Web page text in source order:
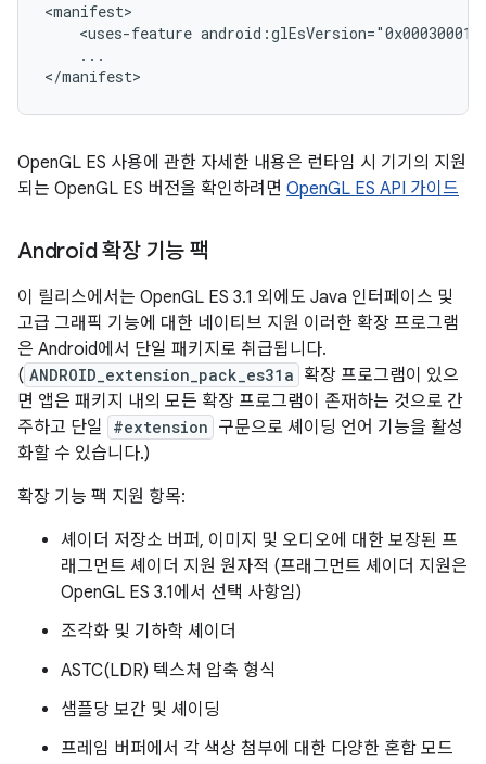
<manifest>
<uses-feature android:glEsVersion="0x00030001"
    ...
</manifest>
OpenGL ES 사용에 관한 자세한 내용은 런타임 시 기기의 지원
되는 OpenGL ES 버전을 확인하려면 OpenGL ES API 가이드
Android 확장 기능 팩
이 릴리스에서는 OpenGL ES 3.1 외에도 Java 인터페이스 및
고급 그래픽 기능에 대한 네이티브 지원 이러한 확장 프로그램
은 Android에서 단일 패키지로 취급됩니다.
( ANDROID_extension_pack_es31a 확장 프로그램이 있으
면 앱은 패키지 내의 모든 확장 프로그램이 존재하는 것으로 간
주하고 단일
#extension 구문으로 셰이딩 언어 기능을 활성
화할 수 있습니다.)
확장 기능 팩 지원 항목:
셰이더 저장소 버퍼, 이미지 및 오디오에 대한 보장된 프
래그먼트 셰이더 지원 원자적 (프래그먼트 셰이더 지원은
OpenGL ES 3.1에서 선택 사항임)
조각화 및 기하학 셰이더
ASTC(LDR) 텍스처 압축 형식
샘플당 보간 및 셰이딩
프레임 버퍼에서 각 색상 첨부에 대한 다양한 혼합 모드